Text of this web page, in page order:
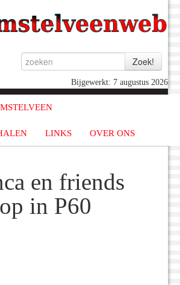
Bijgewerkt: 7 augustus 2026
LINKS OVER ONS
en friends
in P60